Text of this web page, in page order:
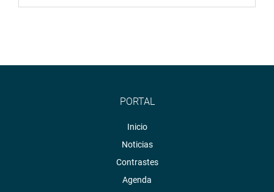
<https://www.facebook.com/congresodelarepublicadelperu?
Twitter:https://twitter.com/congresoperu<https://twitter.com/
Youtube:http://www.youtube.com/congresoperu
<http://www.youtube.com/congresoperu>
PORTAL
Inicio
Noticias
Contrastes
Agenda